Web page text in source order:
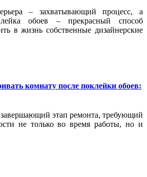
– захватывающий процесс, а
обоев – прекрасный способ
в жизнь собственные дизайнерские
комнату после поклейки обоев:
этап ремонта, требующий
не только во время работы, но и